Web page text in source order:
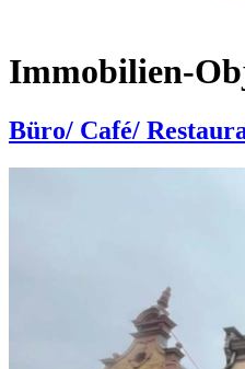
Immobilien-
Büro/ Café/